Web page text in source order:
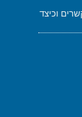
וכיצד